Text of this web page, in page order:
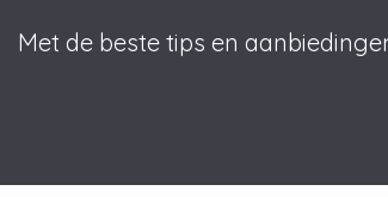
Met de beste tips en